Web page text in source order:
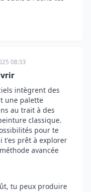
08:33
intègrent des
une palette
au trait à des
classique.
pour te
t'es prêt à explorer
avancée
tu peux produire